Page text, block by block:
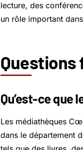
lecture, des
un rôle important
Qu’est-ce que
Les médiathèques
dans le département